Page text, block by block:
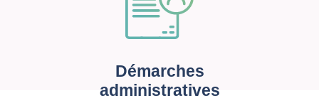
Démarches
administratives